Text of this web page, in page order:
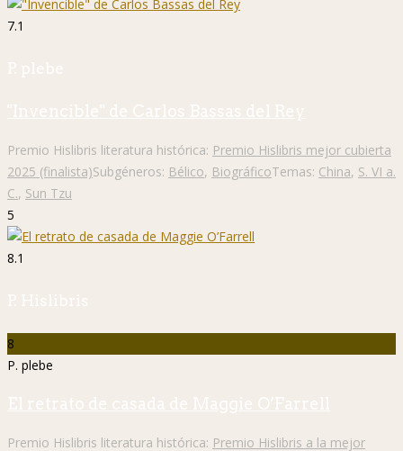
7.1
P. plebe
"Invencible" de Carlos Bassas del Rey
Premio Hislibris literatura histórica: Premio Hislibris mejor cubierta
2025 (finalista)Subgéneros: Bélico, BiográficoTemas: China, S. VI a.
C., Sun Tzu
5
8.1
P. Hislibris
8
P. plebe
El retrato de casada de Maggie O’Farrell
Premio Hislibris literatura histórica: Premio Hislibris a la mejor